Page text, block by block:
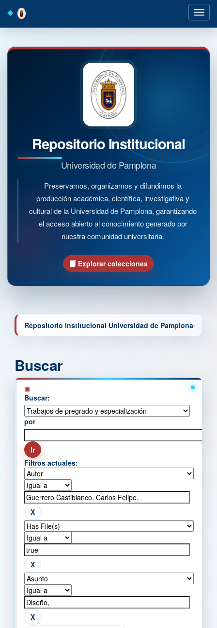
navigation
Repositorio Institucional
Universidad de Pamplona
Preservamos, organizamos y difundimos la
producción académica, científica, investigativa y
cultural de la Universidad de Pamplona, garantizando
el acceso abierto al conocimiento generado por
nuestra comunidad universitaria.
Explorar colecciones
Repositorio Institucional Universidad de Pamplona
Buscar
Buscar:
por
Filtros actuales: